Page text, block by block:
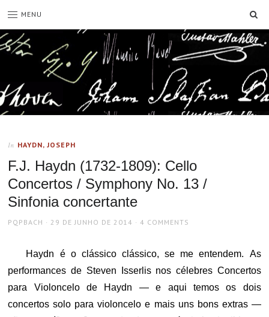
MENU
In HAYDN, JOSEPH
F.J. Haydn (1732-1809): Cello
Concertos / Symphony No. 13 /
Sinfonia concertante
AUTHOR
PQPBACH
POSTED
29 DE JUNHO DE 2014 4 COMMENTS
Haydn é o clássico clássico, se me entendem. As
performances de Steven Isserlis nos célebres Concertos
para Violoncelo de Haydn — e aqui temos os dois
concertos solo para violoncelo e mais uns bons extras —